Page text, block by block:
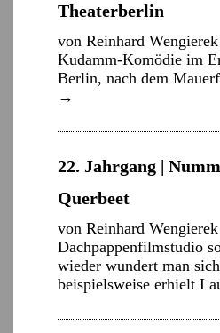
Theaterberlin
von Reinhard
Kudamm-Komödie im
Berlin, nach dem
→
22. Jahrgang |
Querbeet
von Reinhard
Dachpappenfilmstudio
wieder wundert man
beispielsweise erhielt